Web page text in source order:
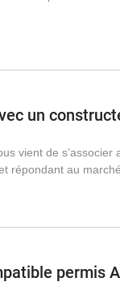
un
vient de
répondant au
permis